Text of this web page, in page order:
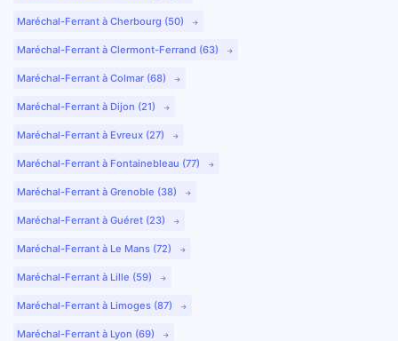
Maréchal-Ferrant à Cherbourg (50)
Maréchal-Ferrant à Clermont-Ferrand (63)
Maréchal-Ferrant à Colmar (68)
Maréchal-Ferrant à Dijon (21)
Maréchal-Ferrant à Evreux (27)
Maréchal-Ferrant à Fontainebleau (77)
Maréchal-Ferrant à Grenoble (38)
Maréchal-Ferrant à Guéret (23)
Maréchal-Ferrant à Le Mans (72)
Maréchal-Ferrant à Lille (59)
Maréchal-Ferrant à Limoges (87)
Maréchal-Ferrant à Lyon (69)